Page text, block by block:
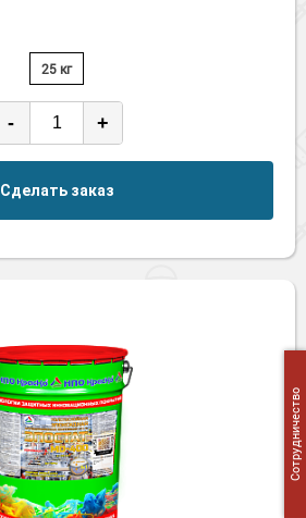
25 кг
- +
Сделать заказ
Сотрудничество